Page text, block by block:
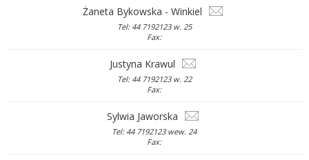
Żaneta Bykowska - Winkiel
Tel: 44 7192123 w. 25
Fax:
Justyna Krawul
Tel: 44 7192123 w. 22
Fax:
Sylwia Jaworska
Tel: 44 7192123 wew. 24
Fax: